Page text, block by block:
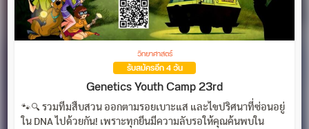
วิทยาศาสตร์
รับสมัครอีก 4 วัน
Genetics Youth Camp 23rd
🐾🔍 รวมทีมสืบสวน ออกตามรอยเบาะแส และไขปริศนาที่ซ่อนอยู่
ใน DNA ไปด้วยกัน! เพราะทุกยีนมีความลับรอให้คุณค้นพบใน